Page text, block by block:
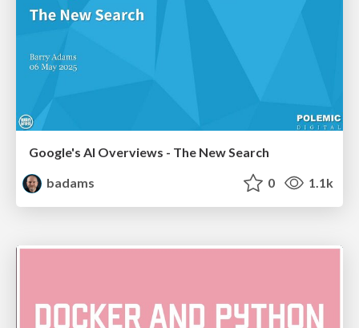
Google's AI Overviews - The New Search
badams
0 1.1k